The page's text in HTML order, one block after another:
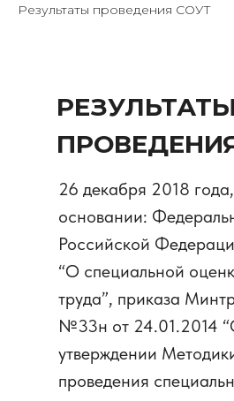
Результаты проведения СОУТ
РЕЗУЛЬТАТЫ
26 декабря 2018
основании:
Российской
“О специальной
труда”, приказа
№33н от 24.01.2014
утверждении
проведения